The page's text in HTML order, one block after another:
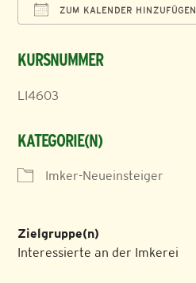
ZUM KALENDER HINZUFÜGEN
KURSNUMMER
LI4603
KATEGORIE(N)
Imker-Neueinsteiger
Zielgruppe(n)
Interessierte an der Imkerei